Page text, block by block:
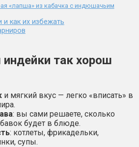
«лапша» из кабачка с индюшачьим
как их избежать
так хорош
и мягкий вкус — легко «вписать» в
: вы сами решаете, сколько
будет в блюде.
: котлеты, фрикадельки,
супы.